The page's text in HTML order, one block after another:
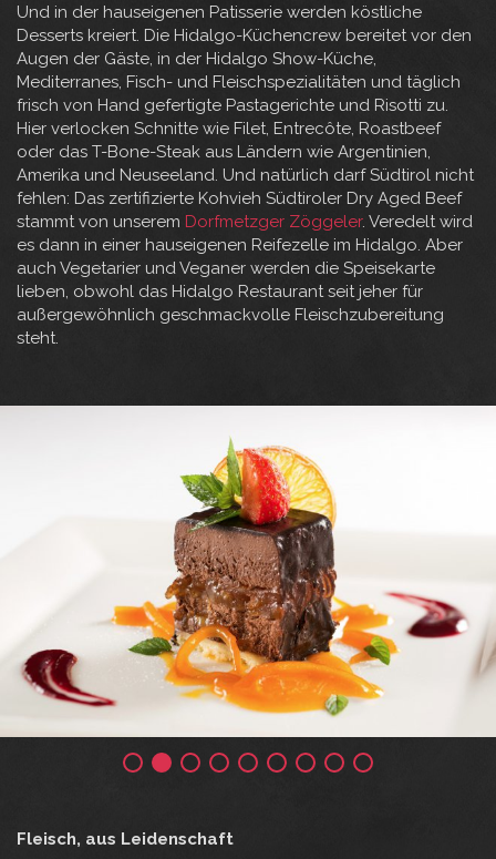
Und in der hauseigenen Patisserie werden köstliche
Desserts kreiert. Die Hidalgo-Küchencrew bereitet vor den
Augen der Gäste, in der Hidalgo Show-Küche,
Mediterranes, Fisch- und Fleischspezialitäten und täglich
frisch von Hand gefertigte Pastagerichte und Risotti zu.
Hier verlocken Schnitte wie Filet, Entrecôte, Roastbeef
oder das T-Bone-Steak aus Ländern wie Argentinien,
Amerika und Neuseeland. Und natürlich darf Südtirol nicht
fehlen: Das zertifizierte Kohvieh Südtiroler Dry Aged Beef
stammt von unserem Dorfmetzger Zöggeler. Veredelt wird
es dann in einer hauseigenen Reifezelle im Hidalgo. Aber
auch Vegetarier und Veganer werden die Speisekarte
lieben, obwohl das Hidalgo Restaurant seit jeher für
außergewöhnlich geschmackvolle Fleischzubereitung
steht.
Fleisch, aus Leidenschaft